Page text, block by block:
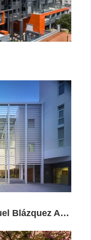
路易莎公主医院 / Miguel Blázquez Arquitectos